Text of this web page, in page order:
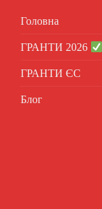
Головна
ГРАНТИ 2026
ГРАНТИ ЄС
Блог